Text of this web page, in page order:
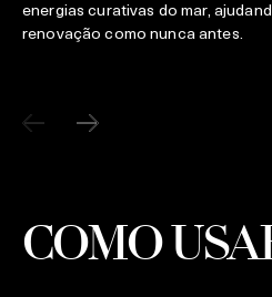
energias curativas do mar,
renovação como nunca antes.
COMO